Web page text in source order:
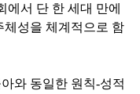
서 단 한 세대 만에
체성을 체계적으로 함
와 동일한 원칙-성적